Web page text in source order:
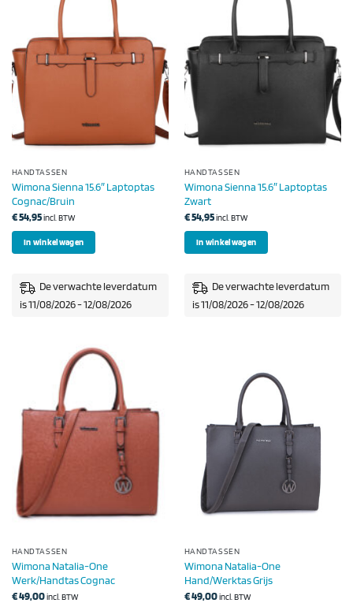
HANDTASSEN
Wimona Sienna 15.6″ Laptoptas
Cognac/Bruin
€54,95incl. BTW
In winkelwagen
De verwachte leverdatum
is 11/08/2026 - 12/08/2026
HANDTASSEN
Wimona Sienna 15.6″ Laptoptas
Zwart
€54,95incl. BTW
In winkelwagen
De verwachte leverdatum
is 11/08/2026 - 12/08/2026
HANDTASSEN
Wimona Natalia-One
Werk/Handtas Cognac
€49,00incl. BTW
HANDTASSEN
Wimona Natalia-One
Hand/Werktas Grijs
€49,00incl. BTW